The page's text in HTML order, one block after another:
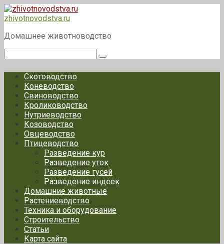
Перейти
к
zhivotnovodstva.ru
Домашнее животноводство
Скотоводство
Коневодство
Свиноводство
Кролиководство
Нутриеводство
Козоводство
Овцеводство
Птицеводство
Разведение кур
Разведение уток
Разведение гусей
Разведение индеек
Домашние животные
Растениеводство
Техника и оборудование
Строительство
Статьи
Карта сайта